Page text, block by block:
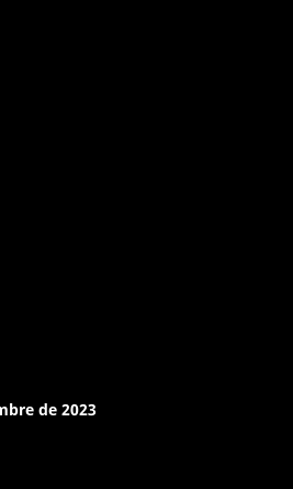
de 2023